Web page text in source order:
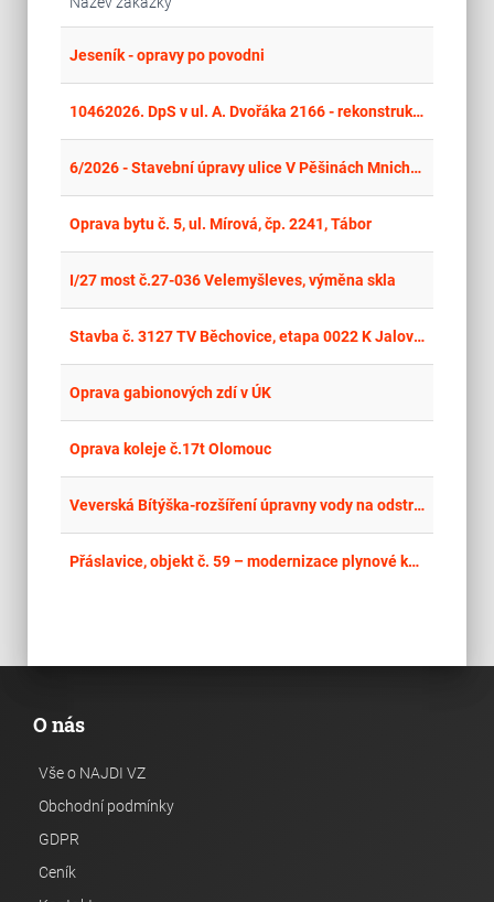
Jeseník - opravy po povodni
10462026. DpS v ul. A. Dvořáka 2166 - rekonstrukce centrální koupelny se změnou užívání
6/2026 - Stavební úpravy ulice V Pěšinách Mnichovice – Božkov
Oprava bytu č. 5, ul. Mírová, čp. 2241, Tábor
I/27 most č.27-036 Velemyšleves, výměna skla
Stavba č. 3127 TV Běchovice, etapa 0022 K Jalovce; stavební práce
Oprava gabionových zdí v ÚK
Oprava koleje č.17t Olomouc
Veverská Bítýška-rozšíření úpravny vody na odstranění dusičnanů
Přáslavice, objekt č. 59 – modernizace plynové kotelny
O nás
Vše o NAJDI VZ
Obchodní podmínky
GDPR
Ceník